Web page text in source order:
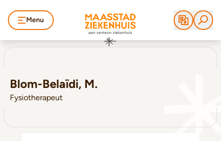
Menu
Blom-Belaïdi, M.
Fysiotherapeut